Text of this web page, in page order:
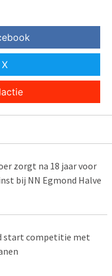
zorgt na 18 jaar voor
bij NN Egmond Halve
start competitie met